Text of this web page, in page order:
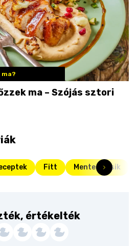
ma – Szójás sztori
Fitt Mentes nasik
értékelték